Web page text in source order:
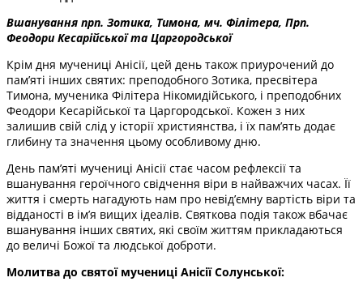
Вшанування прп. Зотика, Тимона, мч. Філітера, Прп.
Феодори Кесарійської та Царгородської
Крім дня мучениці Анісії, цей день також приурочений до
пам’яті інших святих: преподобного Зотика, пресвітера
Тимона, мученика Філітера Нікомидійського, і преподобних
Феодори Кесарійської та Царгородської. Кожен з них
залишив свій слід у історії християнства, і їх пам’ять додає
глибину та значення цьому особливому дню.
День пам’яті мучениці Анісії стає часом рефлексії та
вшанування героїчного свідчення віри в найважчих часах. Її
життя і смерть нагадують нам про невід’ємну вартість віри та
відданості в ім’я вищих ідеалів. Святкова подія також вбачає
вшанування інших святих, які своїм життям прикладаються
до величі Божої та людської доброти.
Молитва до святої мучениці Анісії Солунської: